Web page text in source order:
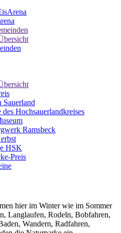
Hochsauerlandkreises
Ramsbeck
HSK
Preis
hier im Winter wie im Sommer
Langlaufen, Rodeln, Bobfahren,
Wandern, Radfahren,